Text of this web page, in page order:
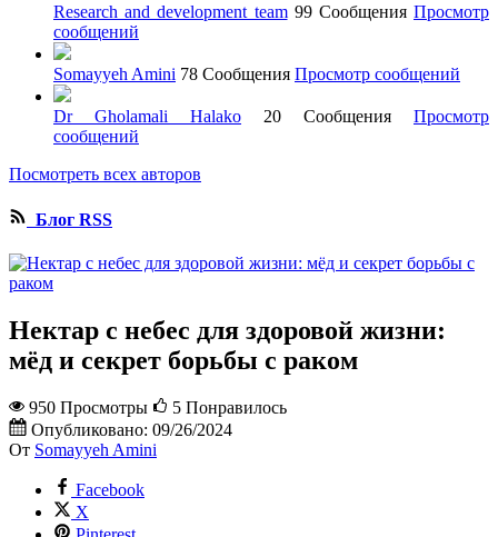
Research and development team 99 СообщенияПросмотр
сообщений
Somayyeh Amini 78 Сообщения Просмотр сообщений
Dr Gholamali Halako 20 Сообщения Просмотр
сообщений
Посмотреть всех авторов
Блог RSS
Нектар с небес для здоровой жизни:
мёд и секрет борьбы с раком
950 Просмотры 5 Понравилось
Опубликовано: 09/26/2024
От Somayyeh Amini
Facebook
X